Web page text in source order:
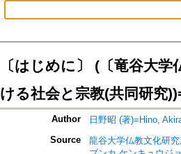
〔はじめに〕 (〔竜谷大
ける社会と宗教(共同研究
Author
日野昭 (著)=Hino,
Source
龍谷大学仏教文化研